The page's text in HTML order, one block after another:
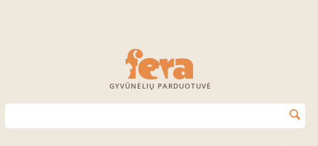
GYVŪNĖLIŲ PARDUOTUVĖ